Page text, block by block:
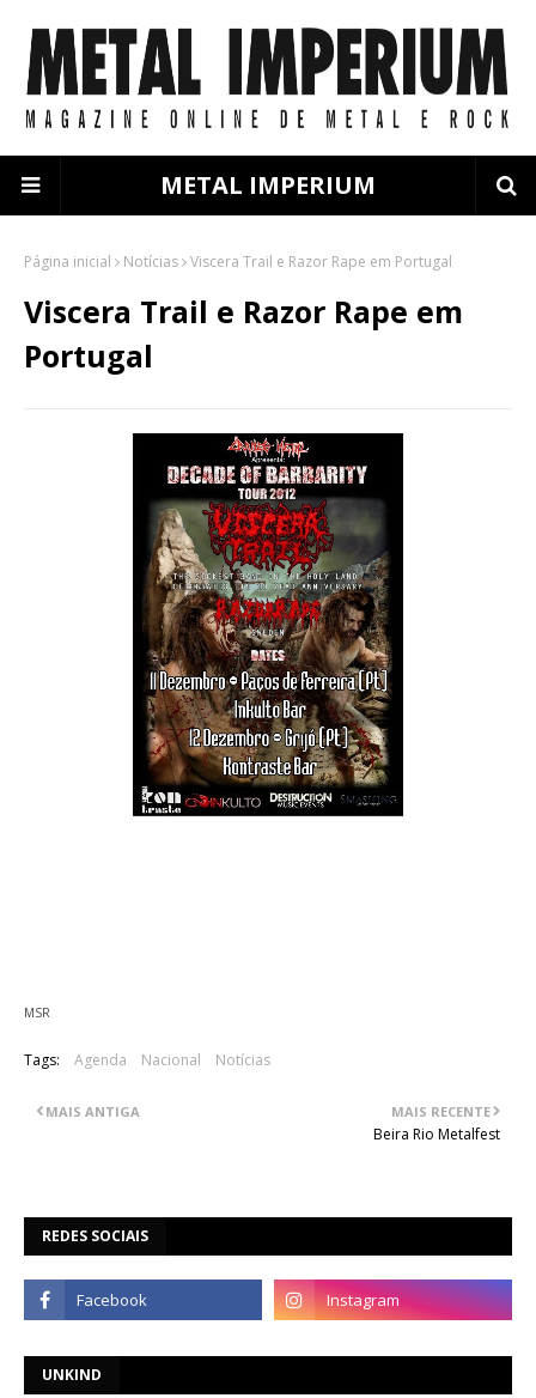
METAL IMPERIUM
Página inicial Notícias Viscera Trail e Razor Rape em Portugal
Viscera Trail e Razor Rape em
Portugal
MSR
Tags: Agenda Nacional Notícias
MAIS RECENTE
Beira Rio Metalfest
MAIS ANTIGA
REDES SOCIAIS
UNKIND